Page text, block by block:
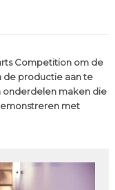
Competition om de
de productie aan te
onderdelen maken die
met